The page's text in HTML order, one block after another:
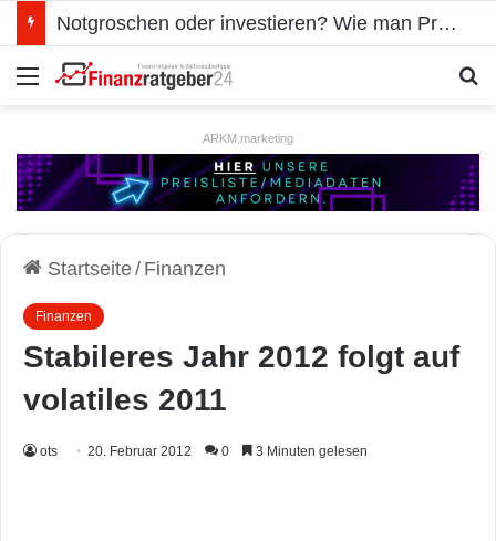
Notgroschen oder investieren? Wie man Prioritäten im eigenen Finanzplan setzt
Menü
ARKM.marketing
Startseite/ Finanzen
Finanzen
Stabileres Jahr 2012 folgt auf
volatiles 2011
ots 20. Februar 2012 0 3 Minuten gelesen